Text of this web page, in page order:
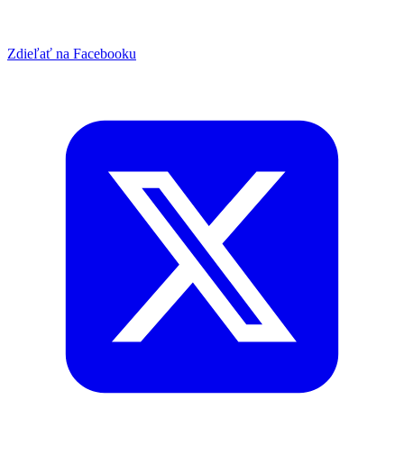
Zdieľať na Facebooku